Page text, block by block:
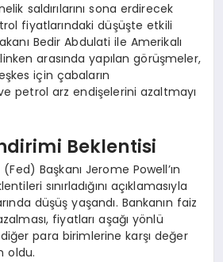
saldırılarını sona erdirecek
fiyatlarındaki düşüşte etkili
Bedir Abdulati ile Amerikalı
arasında yapılan görüşmeler,
için çabaların
ve petrol arz endişelerini azaltmayı
Beklentisi
(Fed) Başkanı Jerome Powell’ın
sınırladığını açıklamasıyla
düşüş yaşandı. Bankanın faiz
fiyatları aşağı yönlü
diğer para birimlerine karşı değer
oldu.